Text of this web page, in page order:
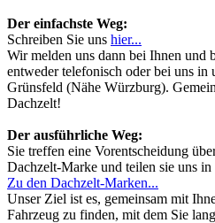
Der einfachste Weg:
Schreiben Sie uns hier...
Wir melden uns dann bei Ihnen und
entweder telefonisch oder bei uns in
Grünsfeld (Nähe Würzburg).
Dachzelt!
Der ausführliche Weg:
Sie treffen eine Vorentscheidung
Dachzelt-Marke und teilen sie uns
Zu den Dachzelt-Marken...
Unser Ziel ist es, gemeinsam mit
Fahrzeug zu finden, mit dem Sie